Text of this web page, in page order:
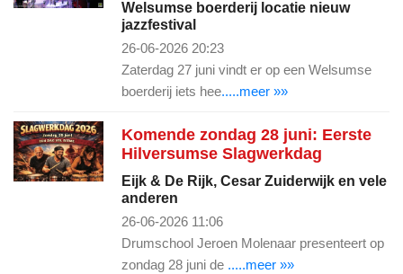
Welsumse boerderij locatie nieuw
jazzfestival
26-06-2026 20:23
Zaterdag 27 juni vindt er op een Welsumse
boerderij iets hee.....meer »»
Komende zondag 28 juni: Eerste
Hilversumse Slagwerkdag
Eijk & De Rijk, Cesar Zuiderwijk en vele
anderen
26-06-2026 11:06
Drumschool Jeroen Molenaar presenteert op
zondag 28 juni de .....meer »»